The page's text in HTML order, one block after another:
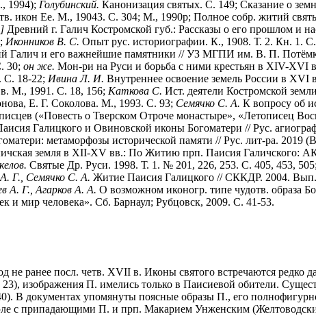
1994); Голубинский. Канонизация святых. С. 149; Сказание о
икон Ее. М., 19043. С. 304; М., 1990р; Полное собр. житий
Древний г. Галич Костромской губ.: Рассказы о его прошлом и
Иконников В. С. Опыт рус. историографии. К., 1908. Т. 2. Кн. 1.
Галич и его важнейшие памятники // УЗ МГПИ им. В. П.
30; он же. Мон-ри на Руси и борьба с ними крестьян в XIV-
С. 18-22; Ивина Л. И. Внутреннее освоение земель России в XVI
М., 1991. С. 18, 156; Каткова С. Ист. деятели Костромской
Е. Г. Соколова. М., 1993. С. 93; Семячко С. А. К вопросу об
(«Повесть о Тверском Отроче монастыре», «Летописец
Галицкого и Овиновской иконы Богоматери // Рус.
метаморфозы исторической памяти // Рус. лит-ра. 2019
земля в XII-XV вв.: По Житию прп. Паисия Галичского:
Святые Др. Руси. 1998. Т. 1. № 201, 226, 253. С. 405, 453,
Г., Семячко С. А. Житие Паисия Галицкого // СККДР. 2004.
А. Г., Агарков А. А. О возможном иконогр. типе чудотв. образа
и мир человека». Сб. Барнаул; Рубцовск, 2009. С. 41-53.
ранее посл. четв. XVII в. Иконы святого встречаются редко
изображения П. имелись только в Паисиевой обители.
В документах упомянуты поясные образы П., его
с припадающими П. и прп. Макарием Унженским